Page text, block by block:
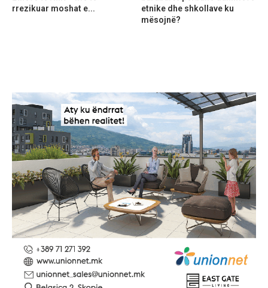
rrezikuar moshat e...
etnike dhe shkollave ku
mësojnë?